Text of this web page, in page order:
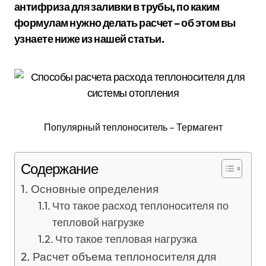
антифриза для заливки в трубы, по каким
формулам нужно делать расчет – об этом вы
узнаете ниже из нашей статьи.
Популярный теплоноситель – Термагент
Содержание
Основные определения
Что такое расход теплоносителя по
тепловой нагрузке
Что такое тепловая нагрузка
Расчет объема теплоносителя для